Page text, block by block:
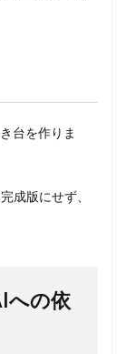
台を作りま
成版にせず、
への依